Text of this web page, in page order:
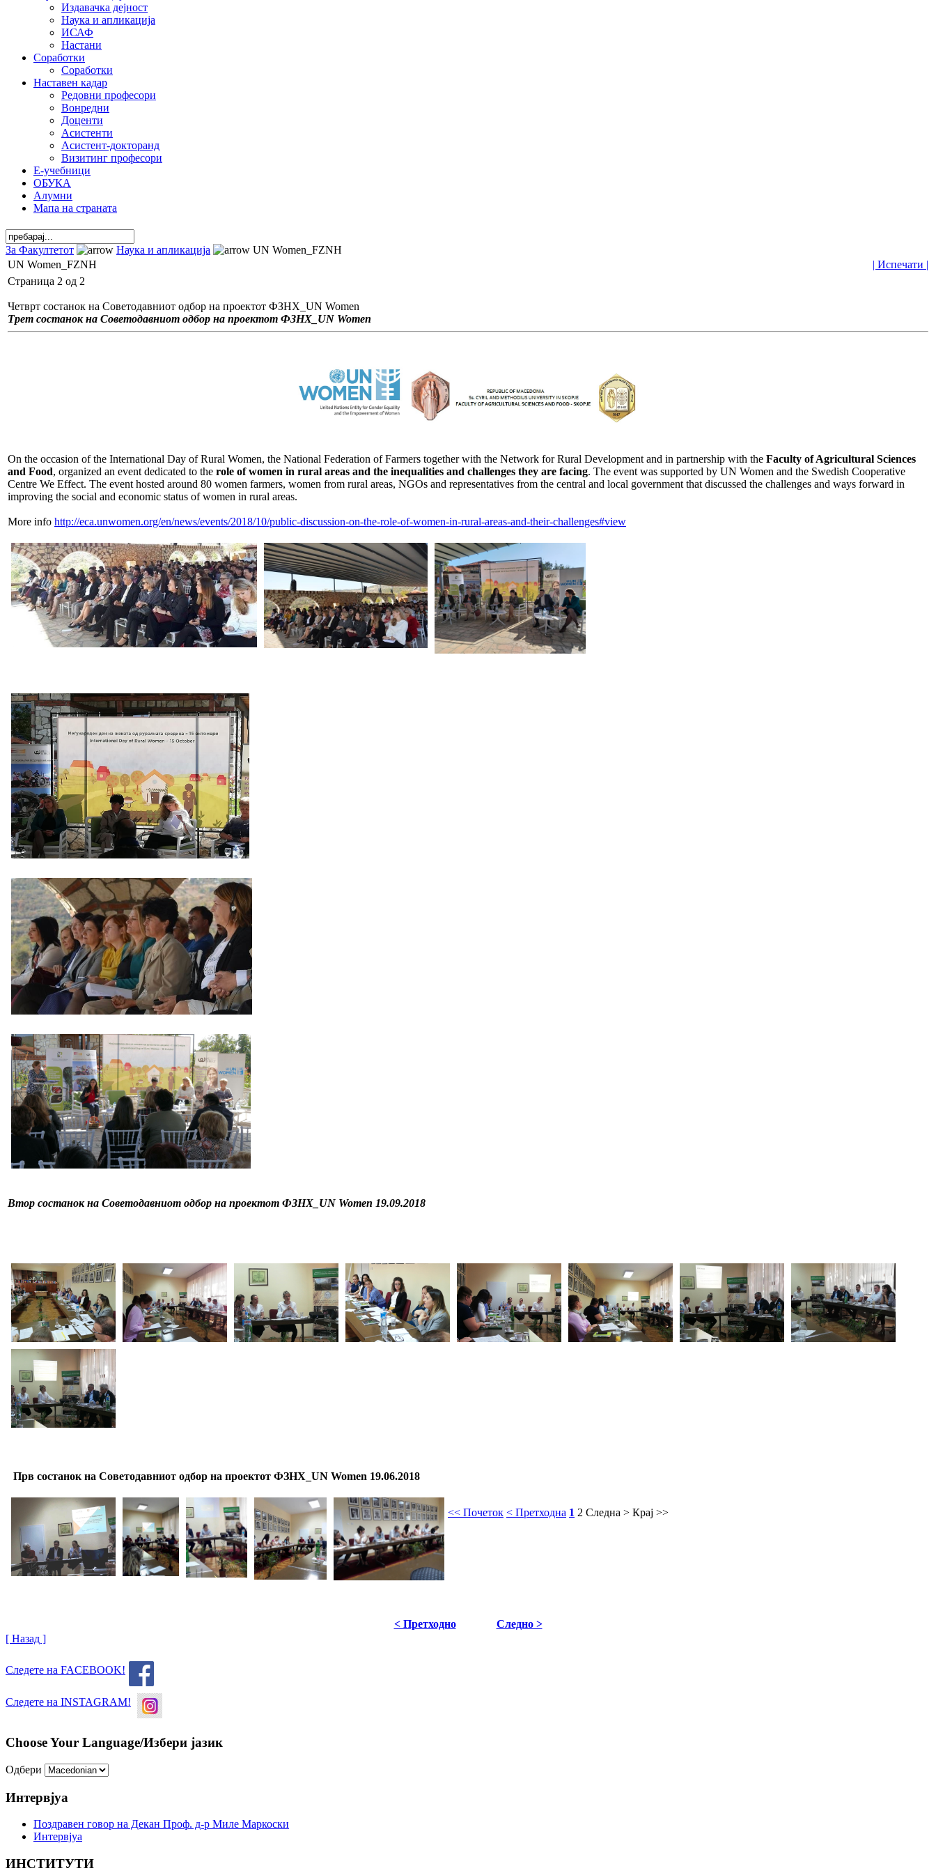
Издавачка дејност
Наука и апликација
ИСАФ
Настани
Соработки
Соработки
Наставен кадар
Редовни професори
Вонредни
Доценти
Асистенти
Асистент-докторанд
Визитинг професори
Е-учебници
ОБУКА
Алумни
Мапа на страната
За Факултетот Наука и апликација
UN Women_FZNH
UN Women_FZNH
| Испечати |
Страница 2 од 2
Четврт состанок на Советодавниот одбор на проектот ФЗНХ_UN Women
Трет состанок на Советодавниот одбор на проектот ФЗНХ_UN Women
On the occasion of the International Day of Rural Women, the National Federation of Farmers together with the Network for Rural Development and in partnership with the Faculty of Agricultural Sciences
and Food, organized an event dedicated to the role of women in rural areas and the inequalities and challenges they are facing. The event was supported by UN Women and the Swedish Cooperative
Centre We Effect. The event hosted around 80 women farmers, women from rural areas, NGOs and representatives from the central and local government that discussed the challenges and ways forward in
improving the social and economic status of women in rural areas.
More info http://eca.unwomen.org/en/news/events/2018/10/public-discussion-on-the-role-of-women-in-rural-areas-and-their-challenges#view
Втор состанок на Советодавниот одбор на проектот ФЗНХ_UN Women 19.09.2018
Прв состанок на Советодавниот одбор на проектот ФЗНХ_UN Women 19.06.2018
<< Почеток < Претходна 1 2 Следна > Крај >>
< Претходно
Следно >
[ Назад ]
Следете на FACEBOOK!
Следете на INSTAGRAM!
Choose Your Language/Избери јазик
Одбери
Интервјуа
Поздравен говор на Декан Проф. д-р Миле Маркоски
Интервјуа
ИНСТИТУТИ